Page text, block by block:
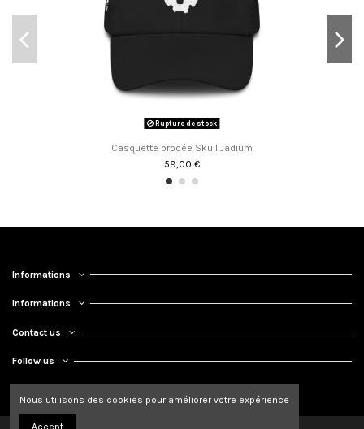
Rupture de stock
Casquette brodée Skull Jadium
59,00 €
Informations
Informations
Contact us
Follow us
Nous utilisons des cookies pour améliorer votre expérience
Accept